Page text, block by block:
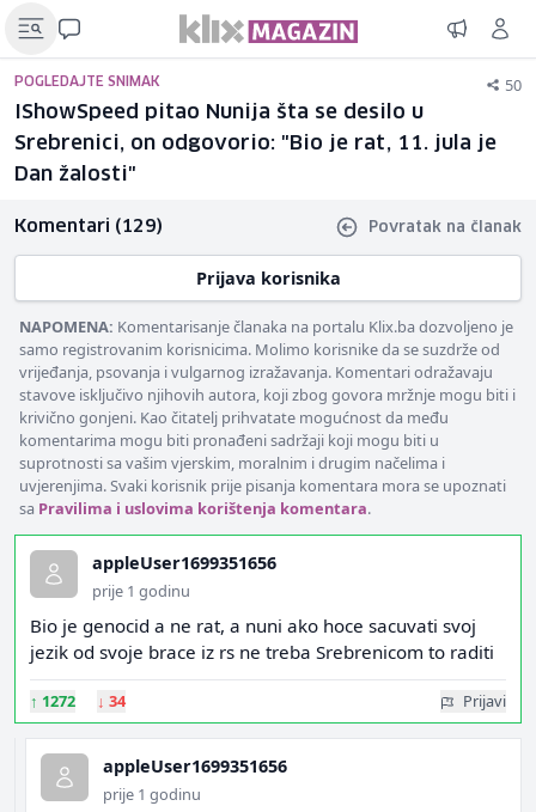
POGLEDAJTE SNIMAK 50
IShowSpeed pitao Nunija šta se desilo u
Srebrenici, on odgovorio: "Bio je rat, 11. jula je
Dan žalosti"
Komentari (129) Povratak na članak
Prijava korisnika
NAPOMENA: Komentarisanje članaka na portalu Klix.ba dozvoljeno je
samo registrovanim korisnicima. Molimo korisnike da se suzdrže od
vrijeđanja, psovanja i vulgarnog izražavanja. Komentari odražavaju
stavove isključivo njihovih autora, koji zbog govora mržnje mogu biti i
krivično gonjeni. Kao čitatelj prihvatate mogućnost da među
komentarima mogu biti pronađeni sadržaji koji mogu biti u
suprotnosti sa vašim vjerskim, moralnim i drugim načelima i
uvjerenjima. Svaki korisnik prije pisanja komentara mora se upoznati
sa Pravilima i uslovima korištenja komentara.
appleUser1699351656
prije 1 godinu
Bio je genocid a ne rat, a nuni ako hoce sacuvati svoj
jezik od svoje brace iz rs ne treba Srebrenicom to raditi
↑ 1272 ↓ 34 Prijavi
appleUser1699351656
prije 1 godinu